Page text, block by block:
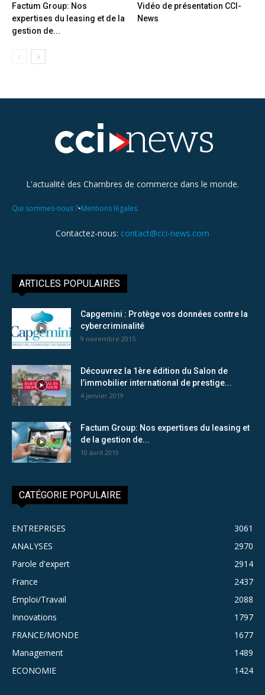
Factum Group: Nos
expertises du leasing et de la
gestion de...
Vidéo de présentation CCI-
News
L'actualité des Chambres de commerce dans le monde.
Qui sommes-nous ?•Mentions légales
Contactez-nous: contact@cci-news.com
ARTICLES POPULAIRES
Capgemini : Protège vos données contre la
cybercriminalité
9 novembre 2015
Découvrez la 1ère édition du Salon de
l’immobilier international de prestige...
4 janvier 2019
Factum Group: Nos expertises du leasing et
de la gestion de...
10 avril 2019
CATÉGORIE POPULAIRE
ENTREPRISES
3061
ANALYSES
2970
Parole d'expert
2914
France
2437
Emploi/Travail
2088
Innovations
1797
FRANCE/MONDE
1677
Management
1489
ECONOMIE
1424